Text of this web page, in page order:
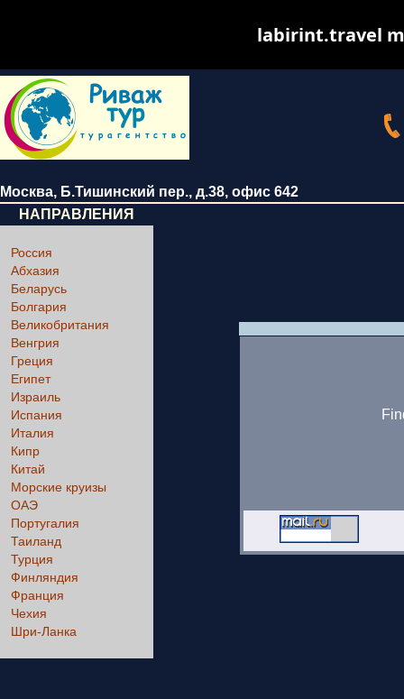
Москва, Б.Тишинский пер., д.38, офис 642
НАПРАВЛЕНИЯ
Россия
Абхазия
Беларусь
Болгария
Великобритания
Венгрия
Греция
Египет
Израиль
Испания
Италия
Кипр
Китай
Морские круизы
ОАЭ
Португалия
Таиланд
Турция
Финляндия
Франция
Чехия
Шри-Ланка
labirint.travel